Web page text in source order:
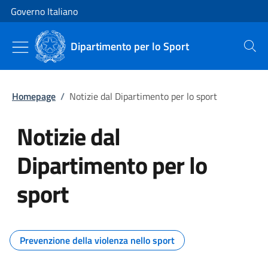
Vai al contenuto
Vai alla navigazione del sito
Governo Italiano
Dipartimento per lo Sport Cerca
Homepage / Notizie dal Dipartimento per lo sport
Notizie dal
Dipartimento per lo
sport
Tutti i contenuti della pagina
Prevenzione della violenza nello sport